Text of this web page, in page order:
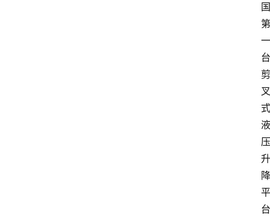
国
第
一
台
剪
叉
式
液
压
升
降
平
台